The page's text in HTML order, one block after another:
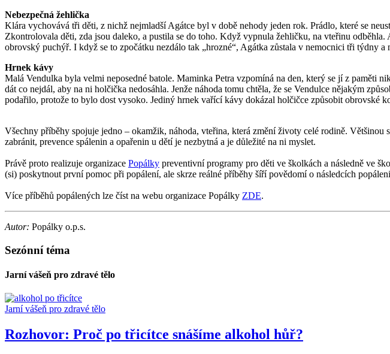
Nebezpečná žehlička
Klára vychovává tři děti, z nichž nejmladší Agátce byl v době nehody jeden rok. Prádlo, které se
Zkontrolovala děti, zda jsou daleko, a pustila se do toho. Když vypnula žehličku, na vteřinu
obrovský puchýř. I když se to zpočátku nezdálo tak „hrozné“, Agátka zůstala v nemocnici tři týdny
Hrnek kávy
Malá Vendulka byla velmi neposedné batole. Maminka Petra vzpomíná na den, který se jí z paměti
dát co nejdál, aby na ni holčička nedosáhla. Jenže náhoda tomu chtěla, že se Vendulce nějakým
podařilo, protože to bylo dost vysoko. Jediný hrnek vařící kávy dokázal holčičce způsobit obrovské
Všechny příběhy spojuje jedno – okamžik, náhoda, vteřina, která změní životy celé rodině.
zabránit, prevence spálenin a opařenin u dětí je nezbytná a je důležité na ni myslet.
Právě proto realizuje organizace Popálky preventivní programy pro děti ve školkách a následně ve
(si) poskytnout první pomoc při popálení, ale skrze reálné příběhy šíří povědomí o následcích
Více příběhů popálených lze číst na webu organizace Popálky ZDE.
Autor: Popálky o.p.s.
Sezónní téma
Jarní vášeň pro zdravé tělo
Jarní vášeň pro zdravé tělo
Rozhovor: Proč po třicítce snášíme alkohol hůř?